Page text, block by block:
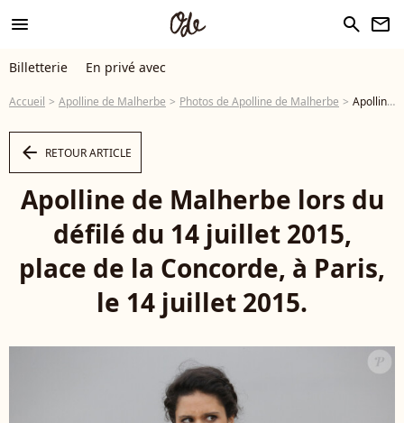
menu search newsletter
Billetterie En privé avec
Accueil Apolline de Malherbe Photos de Apolline de Malherbe Apolline de Malherbe lors du défilé du 14 juillet 2015, place de la Concorde, à Paris, le 14 juillet 2015. © Alain Guizard/Bestimage - Photo
arrow_left RETOUR ARTICLE
Apolline de Malherbe lors du
défilé du 14 juillet 2015,
place de la Concorde, à Paris,
le 14 juillet 2015.